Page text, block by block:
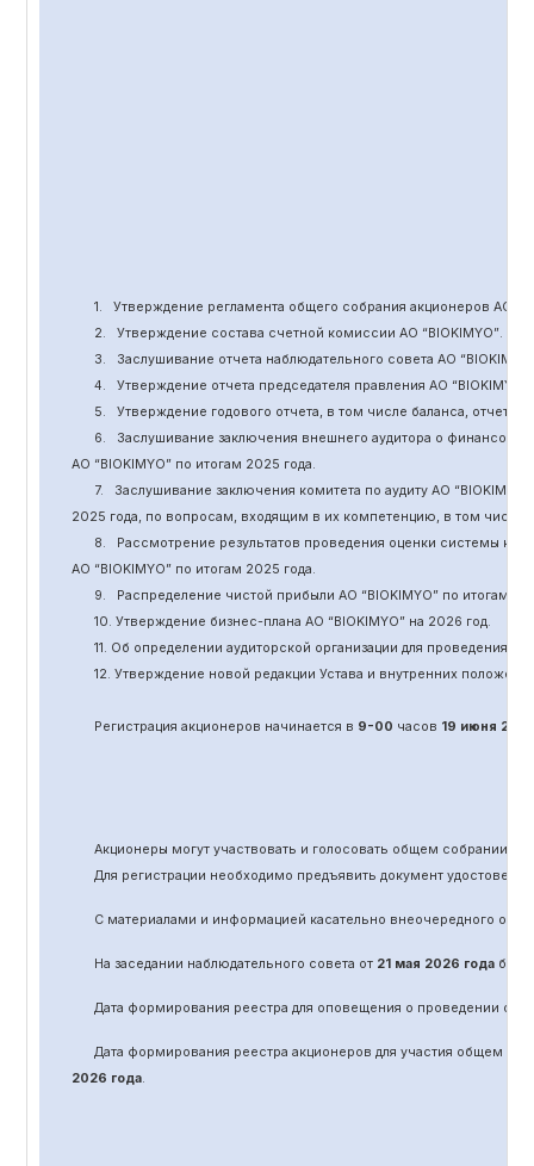
1. Утверждение регламента общего собрания акционеров АО “
2.
Утверждение состава счетной комиссии АО “BIOKIMYO”.
3.
Заслушивание отчета наблюдательного совета АО “BIOKIMYO
4.
Утверждение отчета председателя правления АО “BIOKIMYO
5.
Утверждение годового отчета, в том числе баланса, отчет о
6.
Заслушивание заключения внешнего аудитора о финансовой
АО “BIOKIMYO”по итогам 2025 года.
7.
Заслушивание заключения комитета по аудитуАО “BIOKIMYO
2025 года, по вопросам, входящим в их компетенцию, в том
8.
Рассмотрение результатов проведения оценки системы
АО “BIOKIMYO”по итогам 2025 года.
9.
Распределение чистой прибыли АО “BIOKIMYO”по итогам
10. Утверждение бизнес-плана АО “BIOKIMYO”на 2026 год.
11. Об определении аудиторской организации для проведения
12. Утверждение новой редакции Устава и внутренних
Регистрация акционеров начинается в 9-00 часов 19 июня 202
Акционеры могут участвовать и голосовать общем собрании
Для регистрации необходимо предъявить документ
С материалами и информацией касательно внеочередного
На заседании наблюдательного совета от 21 мая 2026 годабыло
Дата формирования реестра для оповещения о проведении
Дата формирования реестра акционеров для участия общем
2026 года.